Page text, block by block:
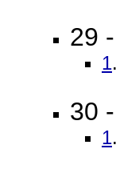
29
1.
30
1.